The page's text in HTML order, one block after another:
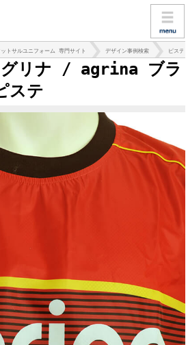
トサルユニフォーム 専門サイト デザイン事例検索 ピステ
グリナ / agrina ブラ
ステ